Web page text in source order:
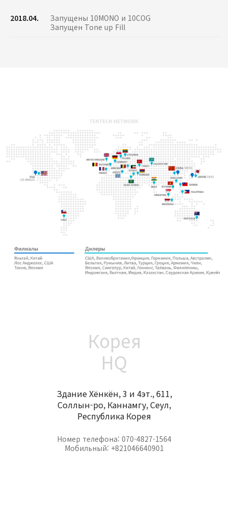
2018.04.
Запущены 10MONO и 10COG
Запущен Tone up Fill
Корея
HQ
Здание Хёнкён, 3 и 4эт., 611,
Соллын-ро, Каннамгу, Сеул,
Республика Корея
Номер телефона: 070-4827-1564
Мобильный: +821046640901